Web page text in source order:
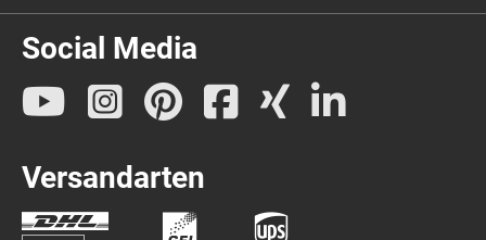
Social Media
Versandarten